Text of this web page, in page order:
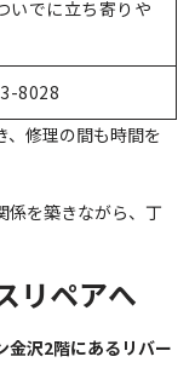
いでに立ち寄りや
8028
、修理の間も時間を
係を築きながら、丁
リペアへ
金沢2階にあるリバー